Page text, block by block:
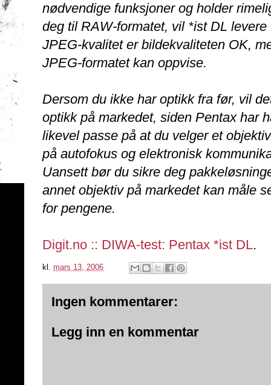
nødvendige funksjoner og holder
deg til RAW-formatet, vil *ist DL
JPEG-kvalitet er bildekvaliteten OK,
JPEG-formatet kan oppvise.
Dersom du ikke har optikk fra før, vil
optikk på markedet, siden Pentax har
likevel passe på at du velger et
på autofokus og elektronisk
Uansett bør du sikre deg
annet objektiv på markedet kan måle
for pengene.
Digit.no :: DIWA-test: Pentax *ist DL.
kl. mars 13, 2006
Ingen kommentarer:
Legg inn en kommentar